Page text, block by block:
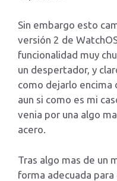
Sin embargo esto
versión 2 de
funcionalidad muy
un despertador, y
como dejarlo encima
aun si como es mi
venia por una algo
acero.
Tras algo mas de un
forma adecuada